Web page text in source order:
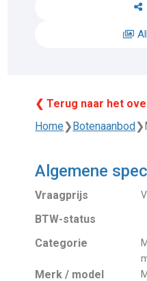
❮ Terug naar het
Home❯ Botenaanbod ❯
Algemene
Vraagprijs
BTW-status
Categorie
Merk / model